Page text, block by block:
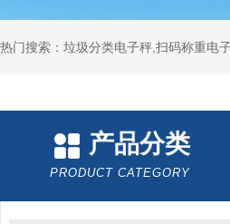
热门搜索：垃圾分类电子秤,扫码称重电
产品分类
PRODUCT CATEGORY